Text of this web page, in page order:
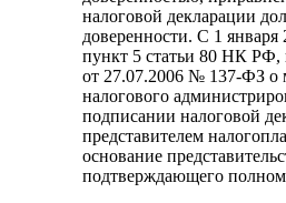
налоговой декларации
доверенности. С 1 января
пункт 5 статьи 80 НК РФ,
от 27.07.2006 № 137-ФЗ о
налогового
подписании налоговой
представителем
основание
подтверждающего